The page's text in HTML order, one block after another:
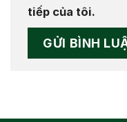
tiếp của tôi.